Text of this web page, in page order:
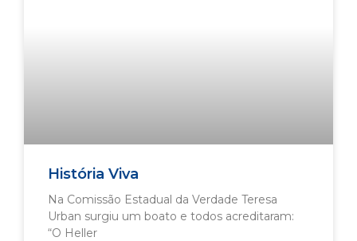
História Viva
Na Comissão Estadual da Verdade Teresa
Urban surgiu um boato e todos acreditaram:
“O Heller